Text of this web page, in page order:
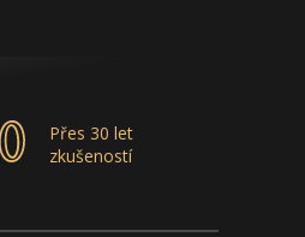
Přes 30 let
zkušeností